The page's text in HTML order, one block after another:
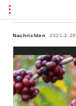
Nachrichten 2021-2-28